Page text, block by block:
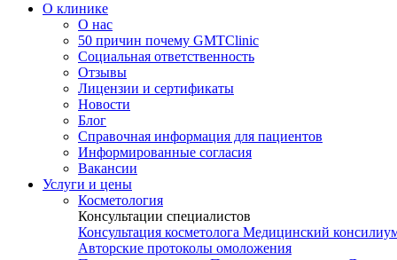
О клинике
О нас
50 причин почему GMTClinic
Социальная ответственность
Отзывы
Лицензии и сертификаты
Новости
Блог
Справочная информация для пациентов
Информированные согласия
Вакансии
Услуги и цены
Косметология
Консультации специалистов
Консультация косметолога Медицинский
Авторские протоколы омоложения